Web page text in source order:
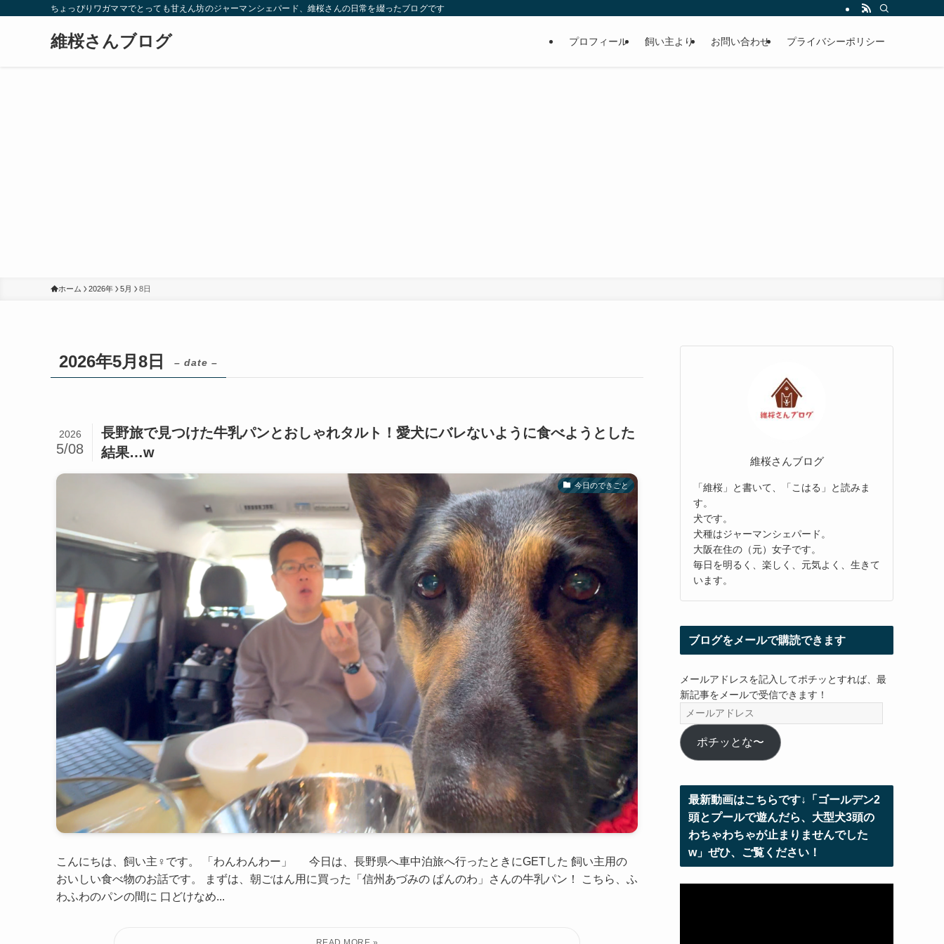
ちょっぴりワガママでとっても甘えん坊のジャーマンシェパード、維桜さんの日常を綴ったブログです
維桜さんブログ プロフィール 飼い主より お問い合わせ プライバシーポリシー
ホーム 2026年 5月 8日
2026年5月8日 – date –
長野旅で見つけた牛乳パンとおしゃれタルト！愛犬にバレないように食べようとした
結果…w
2026
5/08
今日のできごと
こんにちは、飼い主♀です。 「わんわんわー」 今日は、長野県へ車中泊旅へ行ったときにGETした 飼い主用の
おいしい食べ物のお話です。 まずは、朝ごはん用に買った「信州あづみの ぱんのわ」さんの牛乳パン！ こちら、ふ
わふわのパンの間に 口どけなめ...
維桜さんブログ
「維桜」と書いて、「こはる」と読みま
す。
犬です。
犬種はジャーマンシェパード。
大阪在住の（元）女子です。
毎日を明るく、楽しく、元気よく、生きて
います。
ブログをメールで購読できます
メールアドレスを記入してポチッとすれば、最
新記事をメールで受信できます！
ー
ル
ア
レ
ス
ポチッとな〜
最新動画はこちらです↓「ゴールデン2
頭とプールで遊んだら、大型犬3頭の
わちゃわちゃが止まりませんでした
w」ぜひ、ご覧ください！